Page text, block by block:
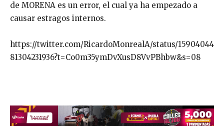
de MORENA es un error, el cual ya ha empezado a
causar estragos internos.
https://twitter.com/RicardoMonrealA/status/15904044
81304231936?t=Co0m35ymDvXusD8VvPBhbw&s=08